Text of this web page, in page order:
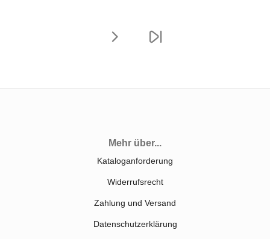
Mehr über...
Kataloganforderung
Widerrufsrecht
Zahlung und Versand
Datenschutzerklärung